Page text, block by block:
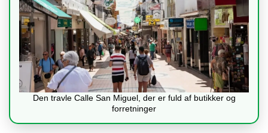
Den travle Calle San Miguel, der er fuld af butikker og
forretninger